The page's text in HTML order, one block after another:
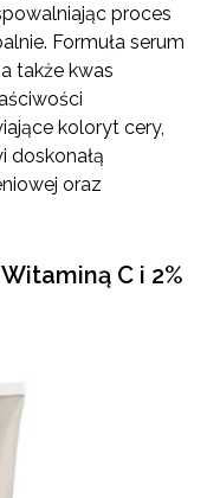
proces
Formuła serum
także kwas
koloryt cery,
doskonałą
oraz
C i 2%